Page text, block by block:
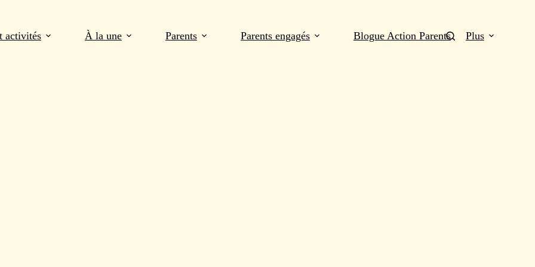
activités À la une Parents Parents engagés Blogue Action Parents Plus